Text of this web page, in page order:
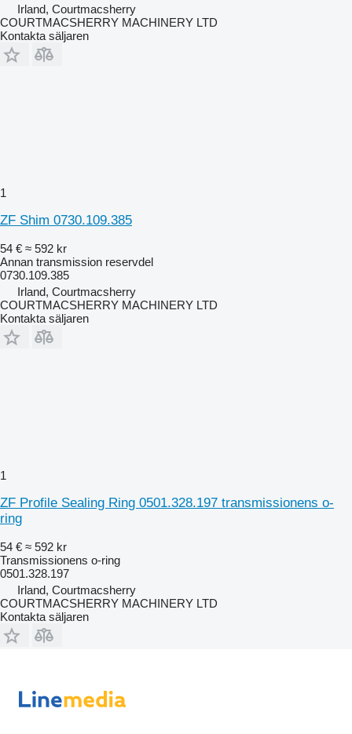
Irland, Courtmacsherry
COURTMACSHERRY MACHINERY LTD
Kontakta säljaren
1
ZF Shim 0730.109.385
54 € ≈ 592 kr
Annan transmission reservdel
0730.109.385
Irland, Courtmacsherry
COURTMACSHERRY MACHINERY LTD
Kontakta säljaren
1
ZF Profile Sealing Ring 0501.328.197 transmissionens o-
ring
54 € ≈ 592 kr
Transmissionens o-ring
0501.328.197
Irland, Courtmacsherry
COURTMACSHERRY MACHINERY LTD
Kontakta säljaren